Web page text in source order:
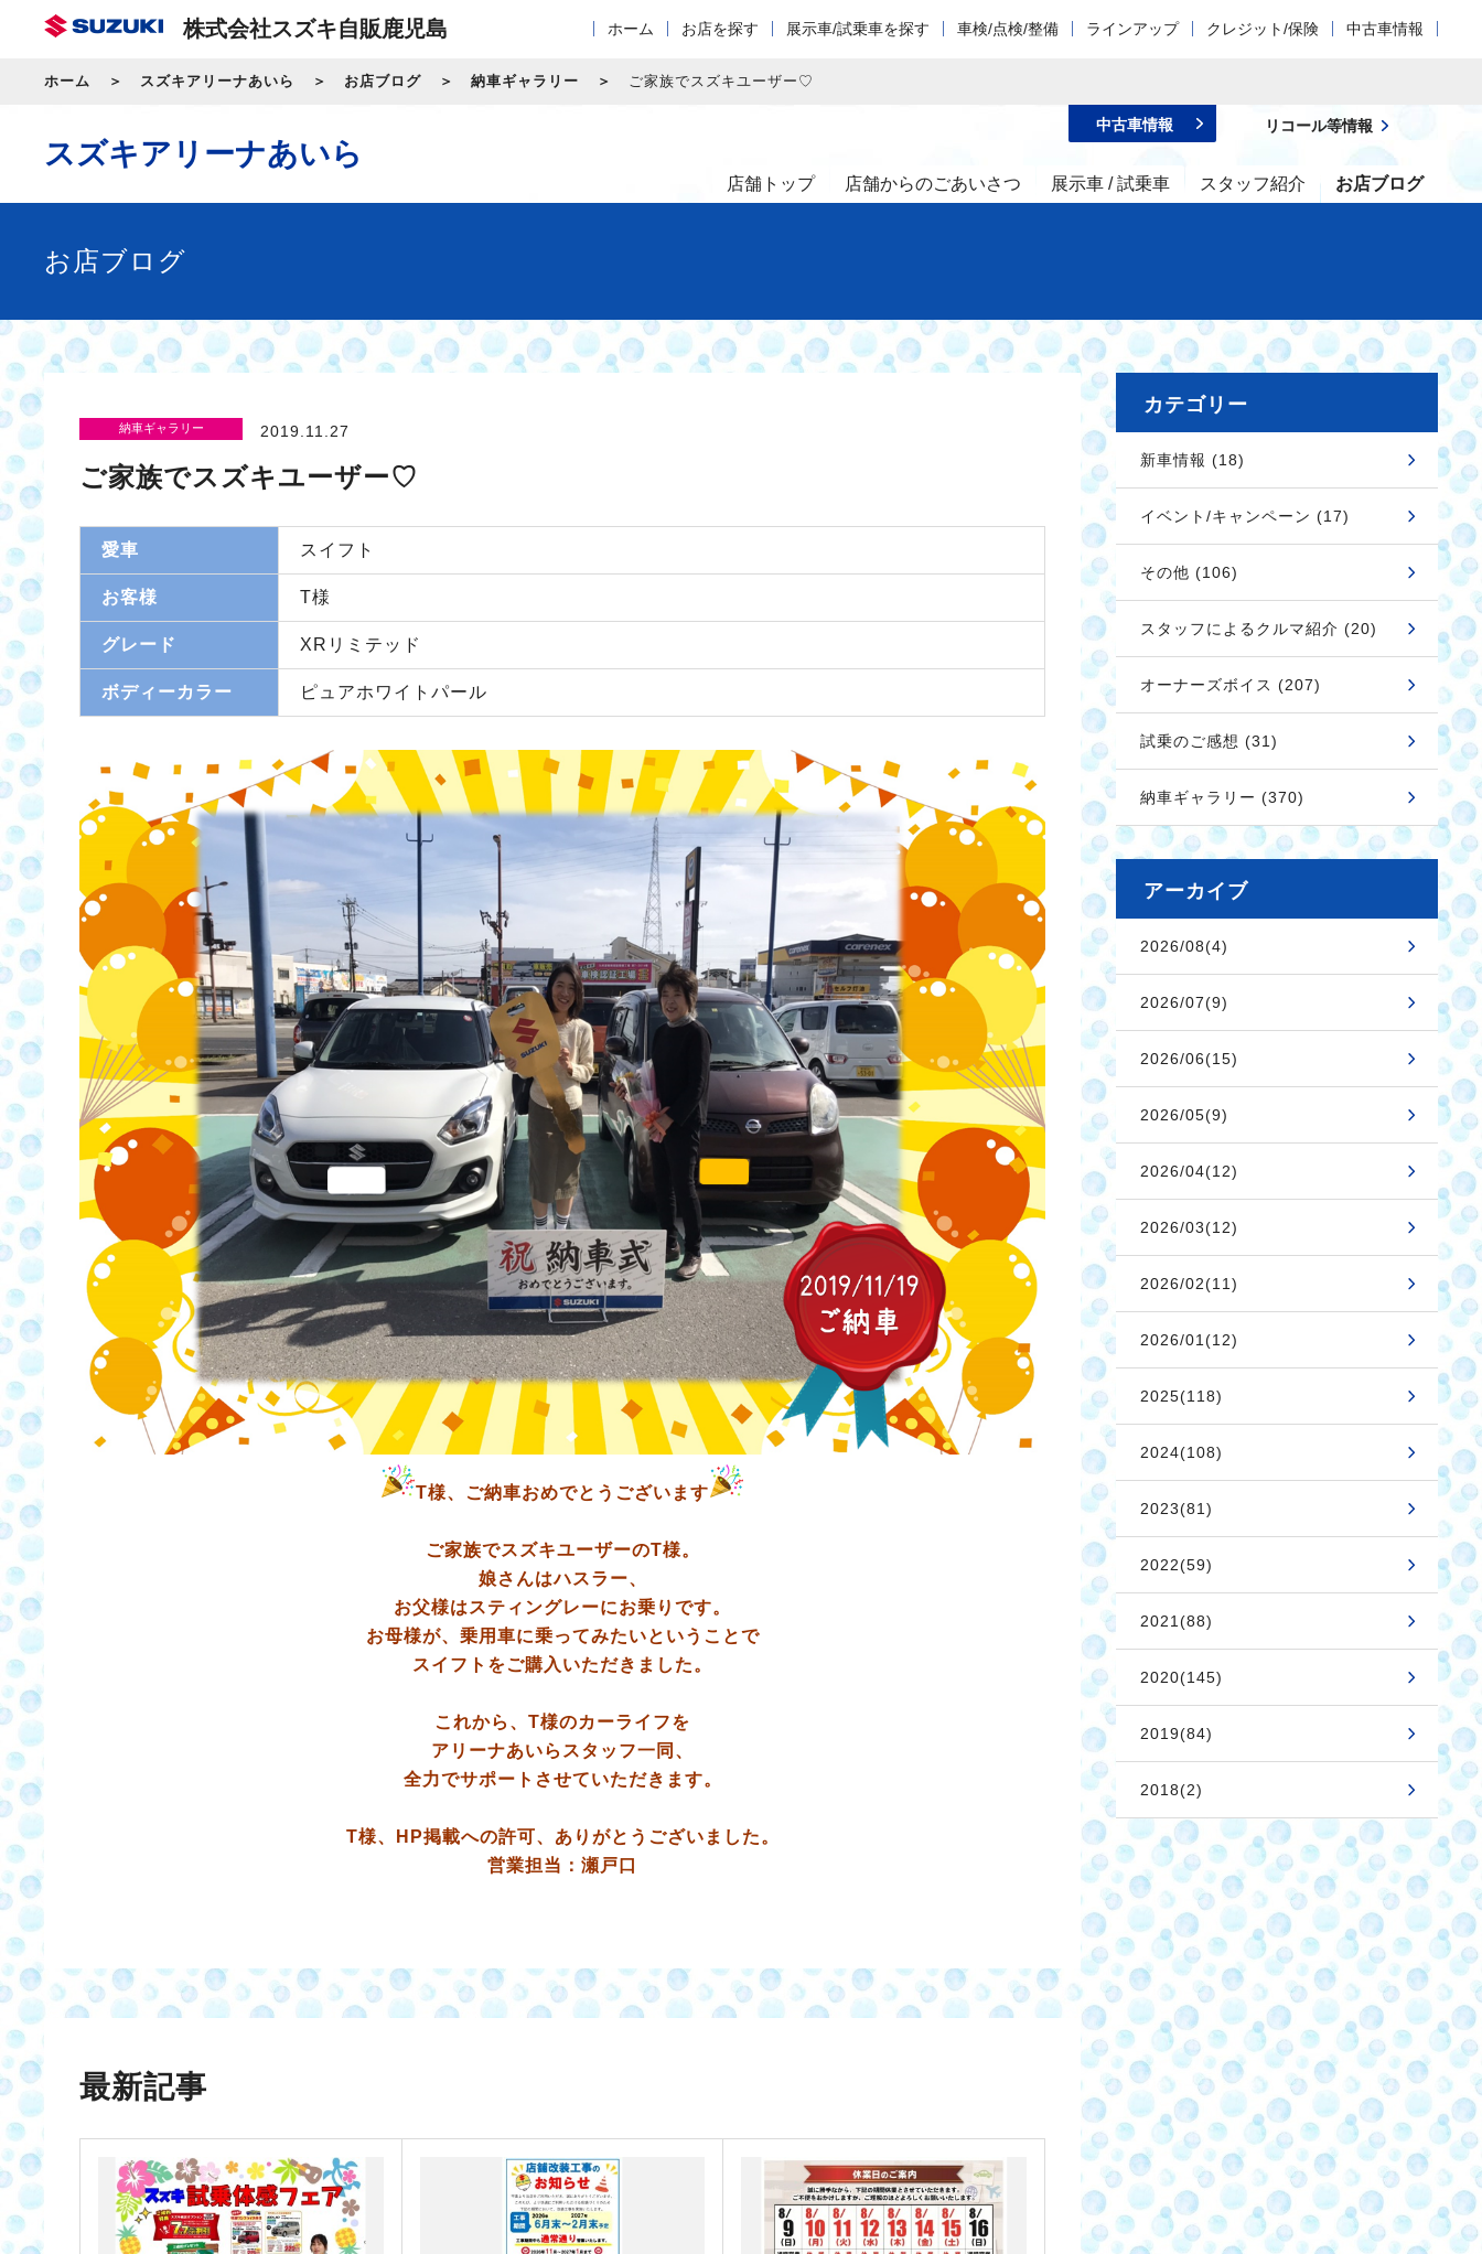
株式会社スズキ自販鹿児島 ホーム お店を探す 展示車/試乗車を探す 車検/点検/整備 ラインアップ クレジット/保険 中古車情報
ホーム スズキアリーナあいら お店ブログ 納車ギャラリー ご家族でスズキユーザー♡
スズキアリーナあいら
店舗トップ 店舗からのごあいさつ 展示車 / 試乗車 スタッフ紹介 お店ブログ
中古車情報 リコール等情報
お店ブログ
納車ギャラリー 2019.11.27
ご家族でスズキユーザー♡
愛車 スイフト
お客様 T様
グレード XRリミテッド
ボディーカラー ピュアホワイトパール
T様、ご納車おめでとうございます
ご家族でスズキユーザーのT様。
娘さんはハスラー、
お父様はスティングレーにお乗りです。
お母様が、乗用車に乗ってみたいということで
スイフトをご購入いただきました。
これから、T様のカーライフを
アリーナあいらスタッフ一同、
全力でサポートさせていただきます。
T様、HP掲載への許可、ありがとうございました。
営業担当：瀬戸口
最新記事
カテゴリー
新車情報 (18)
イベント/キャンペーン (17)
その他 (106)
スタッフによるクルマ紹介 (20)
オーナーズボイス (207)
試乗のご感想 (31)
納車ギャラリー (370)
アーカイブ
2026/08(4)
2026/07(9)
2026/06(15)
2026/05(9)
2026/04(12)
2026/03(12)
2026/02(11)
2026/01(12)
2025(118)
2024(108)
2023(81)
2022(59)
2021(88)
2020(145)
2019(84)
2018(2)